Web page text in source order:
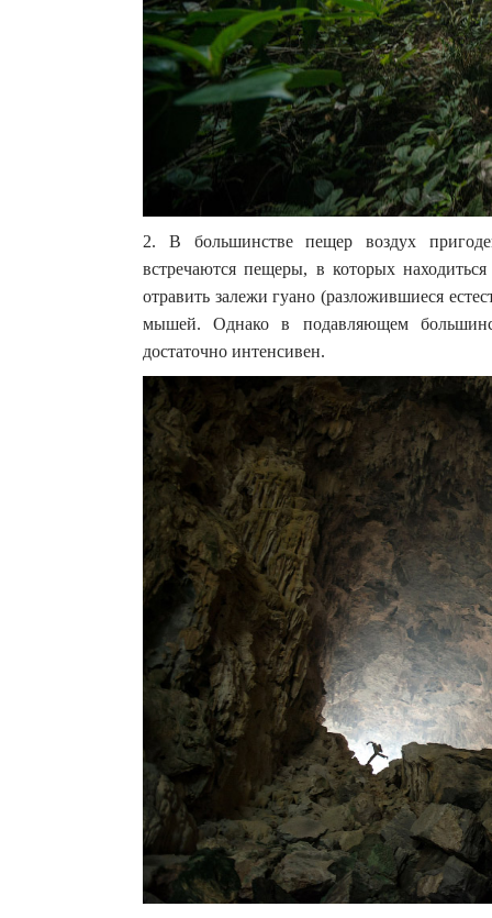
2. В большинстве пещер воздух
встречаются пещеры, в которых
отравить залежи гуано (разложившиеся
мышей. Однако в подавляющем
достаточно интенсивен.